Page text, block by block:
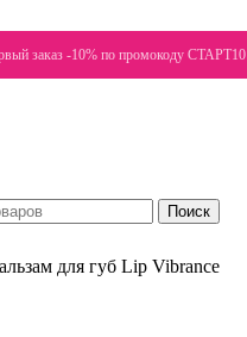
заказ -10% по промокоду СТАРТ10
Поиск
для губ Lip Vibrance